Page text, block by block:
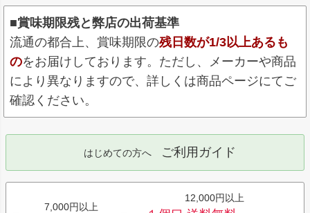
■賞味期限残と弊店の出荷基準
流通の都合上、賞味期限の残日数が1/3以上あるも
のをお届けしております。ただし、メーカーや商品
により異なりますので、詳しくは商品ページにてご
確認ください。
はじめての方へ ご利用ガイド
7,000円以上
12,000円以上